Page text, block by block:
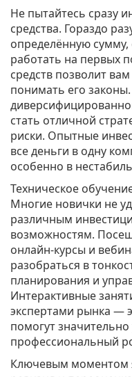
Не пытайтесь сразу
средства. Гораздо
определённую
работать на первых
средств позволит
понимать его
стать отличной
риски. Опытные
все деньги в одну
особенно в
Техническое
Многие новички не
различным
возможностям.
онлайн-курсы и
разобраться в
планирования и
Интерактивные
экспертами рынка —
помогут
профессиональный
Ключевым моментом